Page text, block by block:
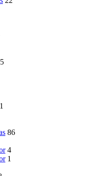
86
4
1